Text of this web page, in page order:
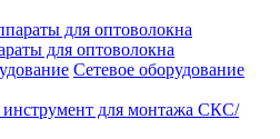
для оптоволокна
Сетевое оборудование